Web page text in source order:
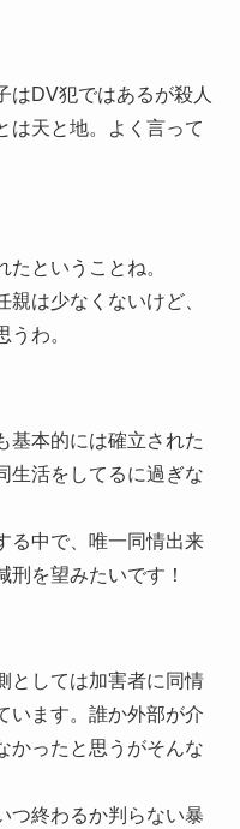
はDV犯ではあるが殺人
は天と地。よく言って
ということね。
は少なくないけど、
わ。
基本的には確立された
生活をしてるに過ぎな
る中で、唯一同情出来
刑を望みたいです！
としては加害者に同情
います。誰か外部が介
かったと思うがそんな
つ終わるか判らない暴